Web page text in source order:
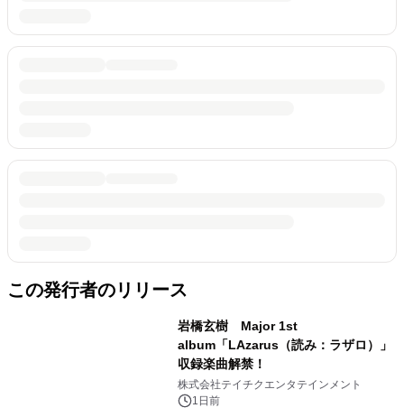
この発行者のリリース
岩橋玄樹 Major 1st
album「LAzarus（読み：ラザロ）」
収録楽曲解禁！
株式会社テイチクエンタテインメント
1日前